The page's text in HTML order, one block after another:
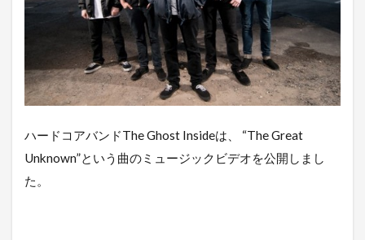
ハードコアバンドThe Ghost Insideは、 “The Great
Unknown”という曲のミュージックビデオを公開しまし
た。